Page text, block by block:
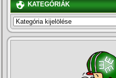
KATEGÓRIÁK
KATEGÓRIÁK